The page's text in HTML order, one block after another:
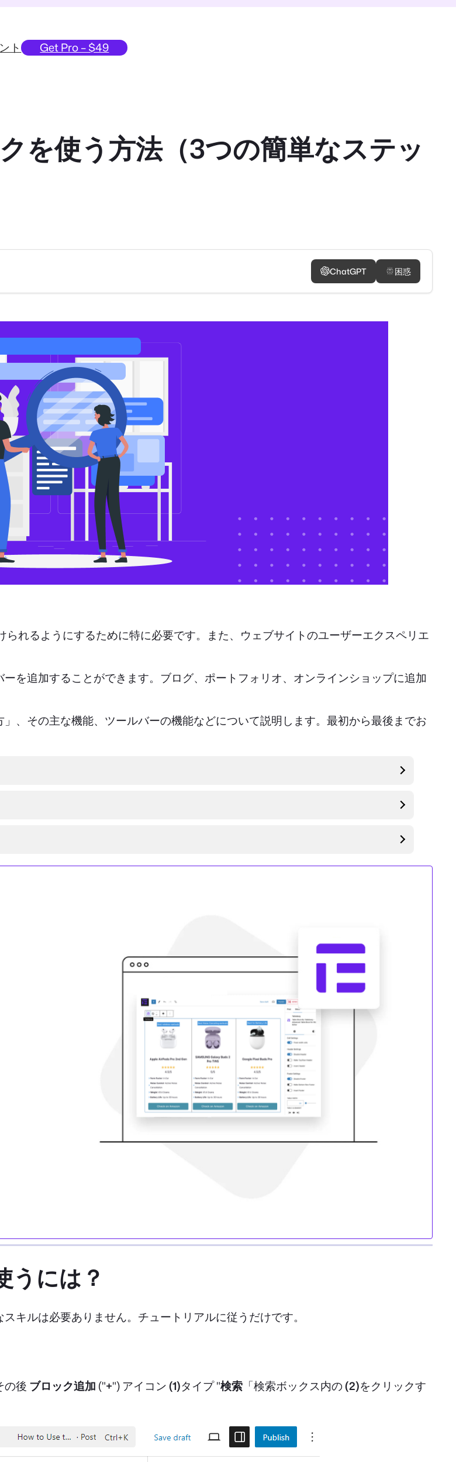
ト Get Pro – $49
を使う方法（3つの簡単なステッ
ChatGPT 困惑
れるようにするために特に必要です。また、ウェブサイトのユーザーエクスペリエ
を追加することができます。ブログ、ポートフォリオ、オンラインショップに追加
、その主な機能、ツールバーの機能などについて説明します。最初から最後までお
うには？
キルは必要ありません。チュートリアルに従うだけです。
の後 ブロック追加 ("+") アイコン(1)タイプ "検索 「検索ボックス内の(2)をクリックす